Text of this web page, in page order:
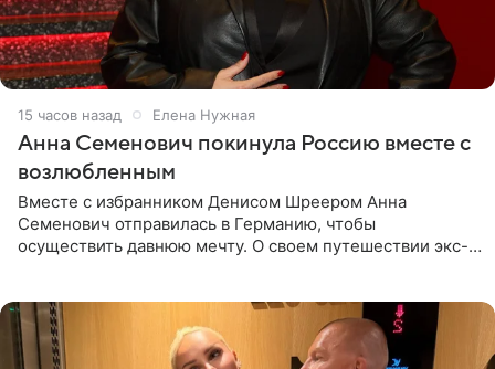
15 часов назад Елена Нужная
Анна Семенович покинула Россию вместе с
возлюбленным
Вместе с избранником Денисом Шреером Анна
Семенович отправилась в Германию, чтобы
осуществить давнюю мечту. О своем путешествии экс-